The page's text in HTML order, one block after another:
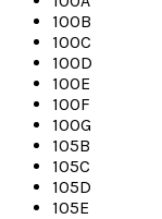
100B
100C
100D
100E
100F
100G
105B
105C
105D
105E